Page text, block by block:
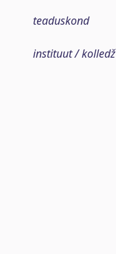
teaduskond
instituut / kolledž